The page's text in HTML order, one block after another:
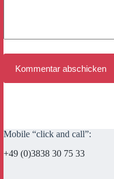
Kommentar abschicken
Mobile “click and call”:
+49 (0)3838 30 75 33